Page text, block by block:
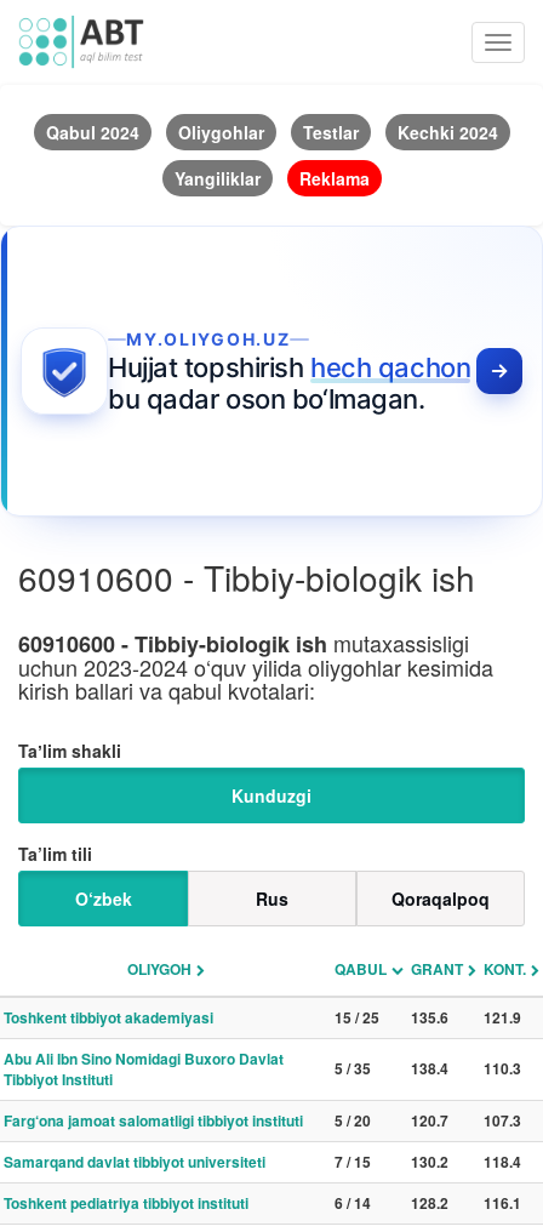
Qabul 2024 Oliygohlar Testlar
Kechki 2024
Yangiliklar
Reklama
MY.OLIYGOH.UZ
Hujjat topshirish hech qachon
bu qadar oson bo‘lmagan.
60910600 - Tibbiy-biologik ish
60910600 - Tibbiy-biologik ish mutaxassisligi
uchun 2023-2024 o‘quv yilida oliygohlar kesimida
kirish ballari va qabul kvotalari:
Taʼlim shakli
Kunduzgi
Ta’lim tili
O‘zbek
Rus Qoraqalpoq
OLIYGOH QABUL GRANT KONT.
Toshkent tibbiyot akademiyasi 15 / 25 135.6
121.9
Abu Ali Ibn Sino Nomidagi Buxoro Davlat
Tibbiyot Instituti
5 / 35 138.4 110.3
Farg‘ona jamoat salomatligi tibbiyot instituti 5 / 20 120.7
107.3
Samarqand davlat tibbiyot universiteti
7 / 15 130.2
118.4
Toshkent pediatriya tibbiyot instituti
6 / 14 128.2
116.1